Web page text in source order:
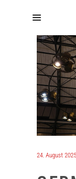
24. August 2025